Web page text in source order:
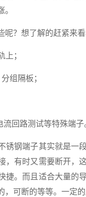
呢？想了解的赶紧来看
；
组隔板；
回路测试等特殊端子
钢端子其实就是一
，有时又需要断开，
捷。而且适合大量的
可断的等等。一定